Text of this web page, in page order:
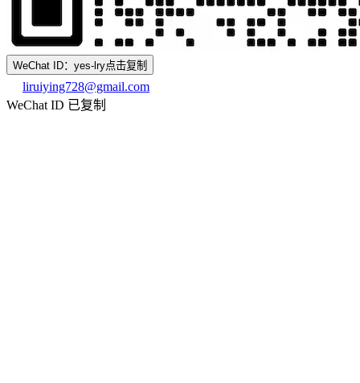
WeChat ID：yes-lry点击复制
liruiying728@gmail.com
WeChat ID 已复制